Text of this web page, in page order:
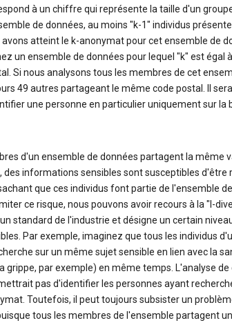
à un chiffre qui représente la taille d'un
de données, au moins "k-1" individus
atteint le k-anonymat pour cet ensemble de
un ensemble de données pour lequel "k" est égal
Si nous analysons tous les membres de cet
49 autres partageant le même code postal. Il
une personne en particulier uniquement sur la
d'un ensemble de données partagent la même
des informations sensibles sont susceptibles d'être
que ces individus font partie de l'ensemble
ce risque, nous pouvons avoir recours à la "l-
standard de l'industrie et désigne un certain
Par exemple, imaginez que tous les individus
sur un même sujet sensible en lien avec la
grippe, par exemple) en même temps. L'analyse
pas d'identifier les personnes ayant
Toutefois, il peut toujours subsister un
tous les membres de l'ensemble partagent